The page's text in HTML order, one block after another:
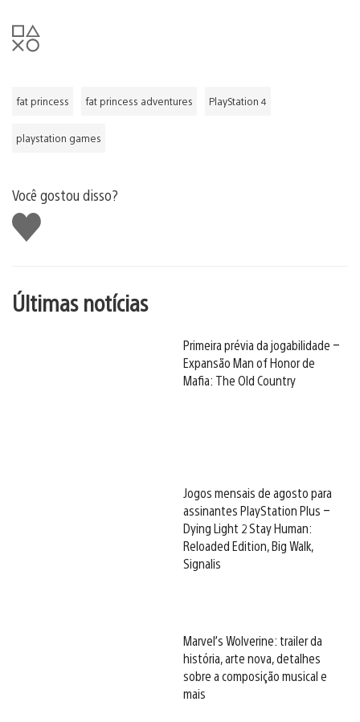
fat princess fat princess adventures PlayStation 4
playstation games
Você gostou disso?
Curtir
Últimas notícias
Primeira prévia da jogabilidade –
Expansão Man of Honor de
Mafia: The Old Country
Jogos mensais de agosto para
assinantes PlayStation Plus –
Dying Light 2 Stay Human:
Reloaded Edition, Big Walk,
Signalis
Marvel’s Wolverine: trailer da
história, arte nova, detalhes
sobre a composição musical e
mais